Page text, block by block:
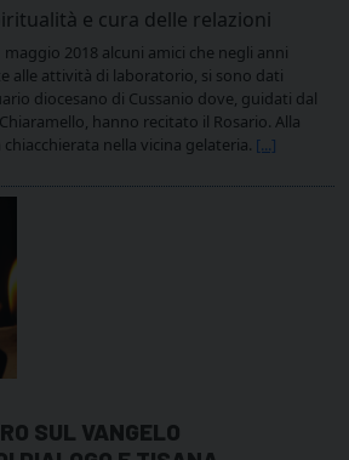
e cura delle relazioni
2018 alcuni amici che negli anni
alle attività di laboratorio, si sono dati
diocesano di Cussanio dove, guidati dal
hanno recitato il Rosario. Alla
nella vicina gelateria. [...]
SUL VANGELO